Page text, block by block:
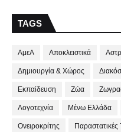
TAGS
ΑμεΑ Αποκλειστικά
Δημιουργία & Χώρος
Εκπαίδευση Ζώα
Λογοτεχνία Μένω Ελλάδα
Ονειροκρίτης Παραστατικές